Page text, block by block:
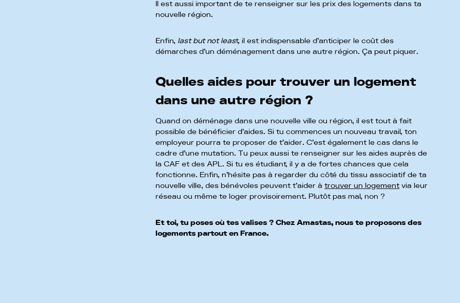
Il est aussi important de te renseigner sur les prix des logements dans ta
nouvelle région.
Enfin, last but not least, il est indispensable d’anticiper le coût des
démarches d’un déménagement dans une autre région. Ça peut piquer.
Quelles aides pour trouver un logement
dans une autre région ?
Quand on déménage dans une nouvelle ville ou région, il est tout à fait
possible de bénéficier d’aides. Si tu commences un nouveau travail, ton
employeur pourra te proposer de t’aider. C’est également le cas dans le
cadre d’une mutation. Tu peux aussi te renseigner sur les aides auprès de
la CAF et des APL. Si tu es étudiant, il y a de fortes chances que cela
fonctionne. Enfin, n’hésite pas à regarder du côté du tissu associatif de ta
nouvelle ville, des bénévoles peuvent t’aider à trouver un logement via leur
réseau ou même te loger provisoirement. Plutôt pas mal, non ?
Et toi, tu poses où tes valises ? Chez Amastas, nous te proposons des
logements partout en France.